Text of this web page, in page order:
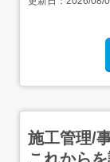
施工管理/